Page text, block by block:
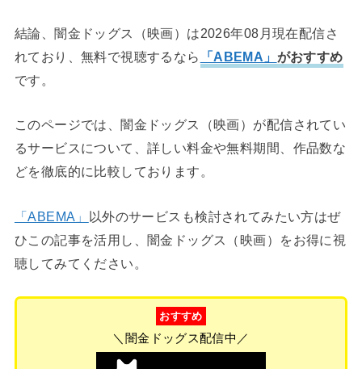
結論、闇金ドッグス（映画）は2026年08月現在配信さ
れており、無料で視聴するなら
「ABEMA」 がおすすめ
です。
このページでは、闇金ドッグス（映画）が配信されてい
るサービスについて、詳しい料金や無料期間、作品数な
どを徹底的に比較しております。
「ABEMA」 以外のサービスも検討されてみたい方はぜ
ひこの記事を活用し、闇金ドッグス（映画）をお得に視
聴してみてください。
おすすめ
＼闇金ドッグス配信中／